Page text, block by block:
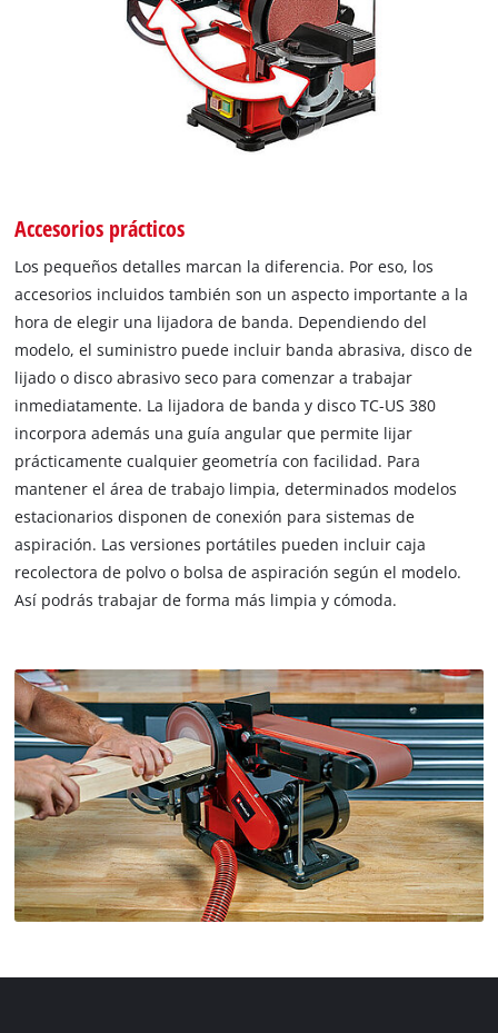
Accesorios prácticos
Los pequeños detalles marcan la diferencia. Por eso, los
accesorios incluidos también son un aspecto importante a la
hora de elegir una lijadora de banda. Dependiendo del
modelo, el suministro puede incluir banda abrasiva, disco de
lijado o disco abrasivo seco para comenzar a trabajar
inmediatamente. La lijadora de banda y disco TC-US 380
incorpora además una guía angular que permite lijar
prácticamente cualquier geometría con facilidad. Para
mantener el área de trabajo limpia, determinados modelos
estacionarios disponen de conexión para sistemas de
aspiración. Las versiones portátiles pueden incluir caja
recolectora de polvo o bolsa de aspiración según el modelo.
Así podrás trabajar de forma más limpia y cómoda.